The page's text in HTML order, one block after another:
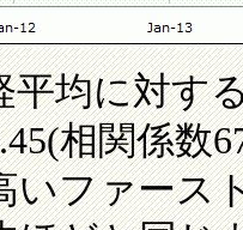
平均に対す
相関係数
いファース